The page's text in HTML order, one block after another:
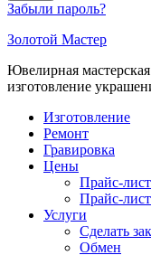
Забыли пароль?
Золотой Мастер
Ювелирная
изготовление
Изготовление
Ремонт
Гравировка
Цены
Прайс-
Прайс-
Услуги
Сделать
Обмен